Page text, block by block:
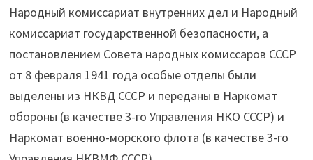
Народный комиссариат внутренних дел и Народный
комиссариат государственной безопасности, а
постановлением Совета народных комиссаров СССР
от 8 февраля 1941 года особые отделы были
выделены из НКВД СССР и переданы в Наркомат
обороны (в качестве 3-го Управления НКО СССР) и
Наркомат военно-морского флота (в качестве 3-го